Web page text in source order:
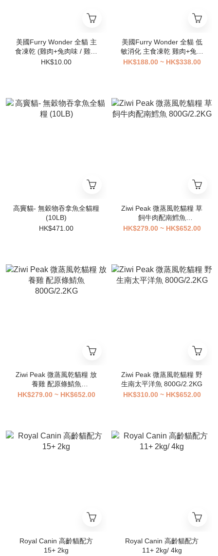
美國Furry Wonder 全貓 主
食凍乾 (雞肉+兔肉味 / 雞肉
+鯖魚味/ 鴿肉+雞肉味)
HK$10.00
美國Furry Wonder 全貓 低
敏消化 主食凍乾 雞肉+兔肉
味 8oz/16oz
HK$188.00 ~ HK$338.00
高竇貓- 無穀物吞拿魚全貓糧
(10LB)
HK$471.00
Ziwi Peak 微蒸風乾貓糧 草
飼牛肉配南鱈魚
800G/2.2KG
HK$279.00 ~ HK$652.00
Ziwi Peak 微蒸風乾貓糧 放
養雞 配原條鯖魚
800G/2.2KG
HK$279.00 ~ HK$652.00
Ziwi Peak 微蒸風乾貓糧 野
生南太平洋魚 800G/2.2KG
HK$310.00 ~ HK$652.00
Royal Canin 高齡貓配方
15+ 2kg
Royal Canin 高齡貓配方
11+ 2kg/ 4kg